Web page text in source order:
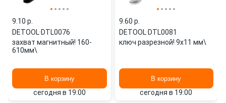
9.10 p.
DETOOL·DTL0076
захват магнитный! 160-
610мм\
В корзину
сегодня в 19:00
9.60 p.
DETOOL·DTL0081
ключ разрезной! 9x11 мм\
В корзину
сегодня в 19:00